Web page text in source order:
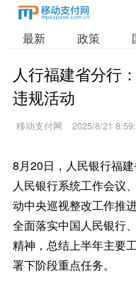
最新 政策
人行福建省分行
违规活动
移动支付网 2025/8/21
8月20日，人民银行福
人民银行系统工作会议
动中央巡视整改工作推
全面落实中国人民银行
精神，总结上半年主要
署下阶段重点任务。